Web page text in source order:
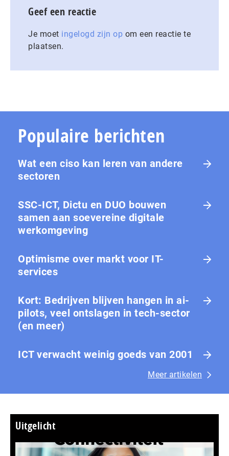
Geef een reactie
Je moet ingelogd zijn op om een reactie te
plaatsen.
Populaire berichten
Wat een ciso kan leren van andere
sectoren
SSC-ICT, Dictu en DUO bouwen
samen aan soevereine digitale
werkomgeving
Optimisme over markt voor IT-
services
Kort: Bedrijven blijven hangen in ai-
pilots, veel ontslagen in tech-sector
(en meer)
ICT verwacht weinig goeds van 2001
Meer artikelen
Uitgelicht